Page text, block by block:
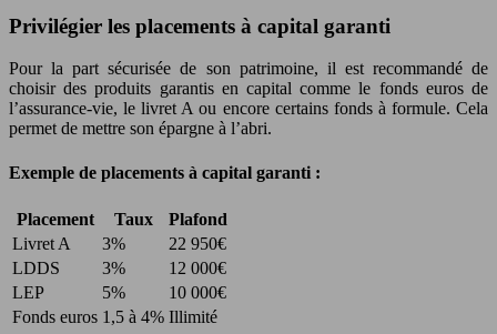
Privilégier les placements à capital garanti
Pour la part sécurisée de son patrimoine, il est recommandé de
choisir des produits garantis en capital comme le fonds euros de
l’assurance-vie, le livret A ou encore certains fonds à formule. Cela
permet de mettre son épargne à l’abri.
Exemple de placements à capital garanti :
Placement Taux
Plafond
Livret A
3%
22 950€
LDDS
3%
12 000€
LEP
5%
10 000€
Fonds euros 1,5 à 4% Illimité